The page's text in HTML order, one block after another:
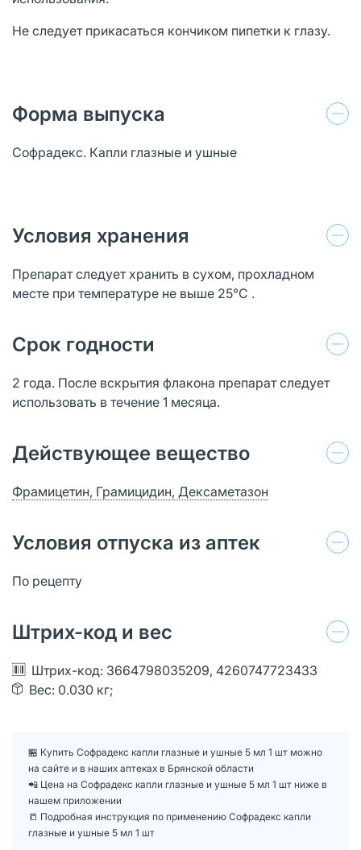
Не следует прикасаться кончиком пипетки к глазу.
Форма выпуска
Софрадекс. Капли глазные и ушные
Условия хранения
Препарат следует хранить в сухом, прохладном
месте при температуре не выше 25°C .
Срок годности
2 года. После вскрытия флакона препарат следует
использовать в течение 1 месяца.
Действующее вещество
Фрамицетин, Грамицидин, Дексаметазон
Условия отпуска из аптек
По рецепту
Штрих-код и вес
Штрих-код: 3664798035209, 4260747723433
Вес: 0.030 кг;
🏪 Купить Софрадекс капли глазные и ушные 5 мл 1 шт можно
на сайте и в наших аптеках в Брянской области
📲 Цена на Софрадекс капли глазные и ушные 5 мл 1 шт ниже в
нашем приложении
📒 Подробная инструкция по применению Софрадекс капли
глазные и ушные 5 мл 1 шт